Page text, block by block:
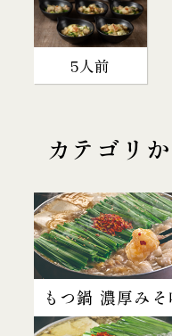
5人前
カテゴリ
もつ鍋 濃厚みそ